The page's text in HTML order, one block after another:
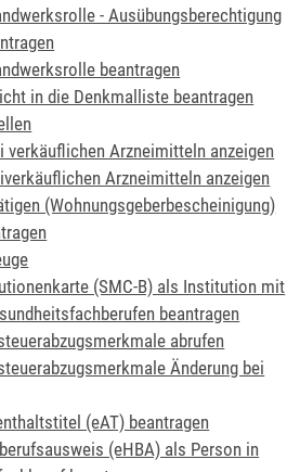
- Ausübungsberechtigung
beantragen
in die Denkmalliste beantragen
verkäuflichen Arzneimitteln anzeigen
Arzneimitteln anzeigen
(Wohnungsgeberbescheinigung)
(SMC-B) als Institution mit
beantragen
abrufen
Änderung bei
(eAT) beantragen
(eHBA) als Person in